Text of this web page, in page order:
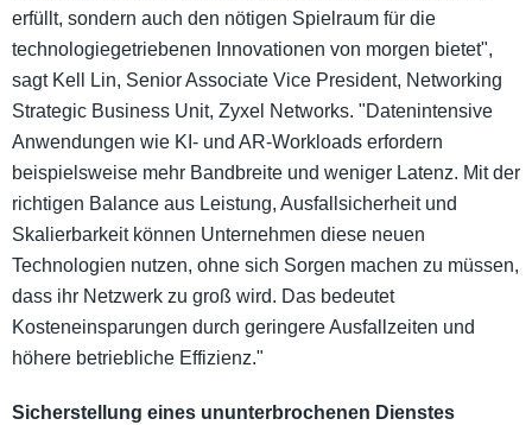
erfüllt, sondern auch den nötigen Spielraum für die
technologiegetriebenen Innovationen von morgen bietet",
sagt Kell Lin, Senior Associate Vice President, Networking
Strategic Business Unit, Zyxel Networks. "Datenintensive
Anwendungen wie KI- und AR-Workloads erfordern
beispielsweise mehr Bandbreite und weniger Latenz. Mit der
richtigen Balance aus Leistung, Ausfallsicherheit und
Skalierbarkeit können Unternehmen diese neuen
Technologien nutzen, ohne sich Sorgen machen zu müssen,
dass ihr Netzwerk zu groß wird. Das bedeutet
Kosteneinsparungen durch geringere Ausfallzeiten und
höhere betriebliche Effizienz."
Sicherstellung eines ununterbrochenen Dienstes